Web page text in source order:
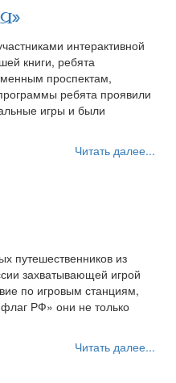
интерактивной
книги, ребята
проспектам,
ребята проявили
игры и были
Читать далее...
путешественников из
захватывающей игрой
по игровым станциям,
РФ» они не только
Читать далее...